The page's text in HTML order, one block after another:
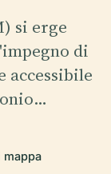
si erge
di
accessibile
mappa